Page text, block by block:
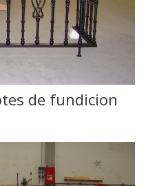
de fundicion